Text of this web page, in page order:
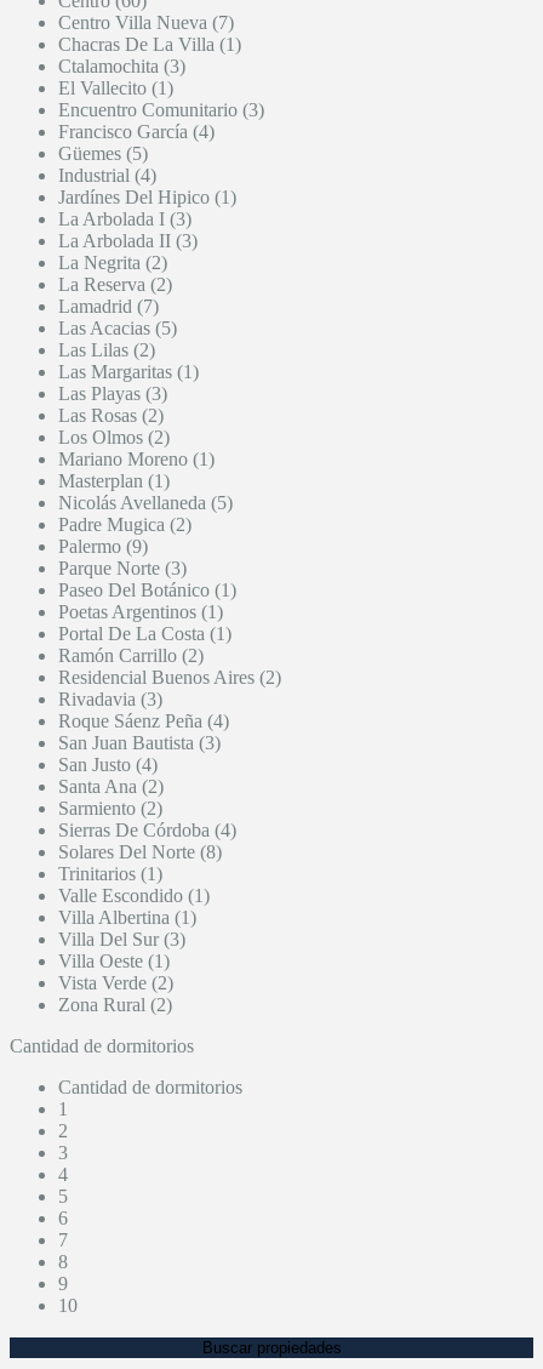
Centro Villa Nueva (7)
Chacras De La Villa (1)
Ctalamochita (3)
El Vallecito (1)
Encuentro Comunitario (3)
Francisco García (4)
Güemes (5)
Industrial (4)
Jardínes Del Hipico (1)
La Arbolada I (3)
La Arbolada II (3)
La Negrita (2)
La Reserva (2)
Lamadrid (7)
Las Acacias (5)
Las Lilas (2)
Las Margaritas (1)
Las Playas (3)
Las Rosas (2)
Los Olmos (2)
Mariano Moreno (1)
Masterplan (1)
Nicolás Avellaneda (5)
Padre Mugica (2)
Palermo (9)
Parque Norte (3)
Paseo Del Botánico (1)
Poetas Argentinos (1)
Portal De La Costa (1)
Ramón Carrillo (2)
Residencial Buenos Aires (2)
Rivadavia (3)
Roque Sáenz Peña (4)
San Juan Bautista (3)
San Justo (4)
Santa Ana (2)
Sarmiento (2)
Sierras De Córdoba (4)
Solares Del Norte (8)
Trinitarios (1)
Valle Escondido (1)
Villa Albertina (1)
Villa Del Sur (3)
Villa Oeste (1)
Vista Verde (2)
Zona Rural (2)
Cantidad de dormitorios
Cantidad de dormitorios
1
2
3
4
5
6
7
8
9
10
Buscar propiedades